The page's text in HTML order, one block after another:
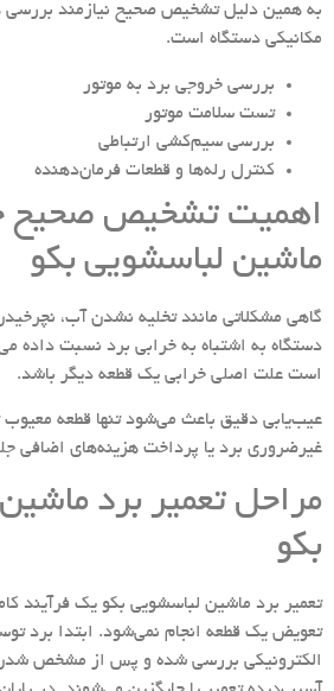
به همین دلیل تشخیص صحیح نیازمند بررسی
مکانیکی دستگاه است.
بررسی خروجی برد به موتور
تست سلامت موتور
بررسی سیم‌کشی ارتباطی
کنترل رله‌ها و قطعات فرمان‌دهنده
اهمیت تشخیص صحیح
ماشین لباسشویی بکو
گاهی مشکلاتی مانند تخلیه نشدن آب،
دستگاه به اشتباه به خرابی برد نسبت داده
است علت اصلی خرابی یک قطعه دیگر باشد.
عیب‌یابی دقیق باعث می‌شود تنها قطعه
غیرضروری برد یا پرداخت هزینه‌های اضافی
مراحل تعمیر برد
بکو
تعمیر برد ماشین لباسشویی بکو یک فرآیند
تعویض یک قطعه انجام نمی‌شود. ابتدا برد
الکترونیکی بررسی شده و پس از مشخص